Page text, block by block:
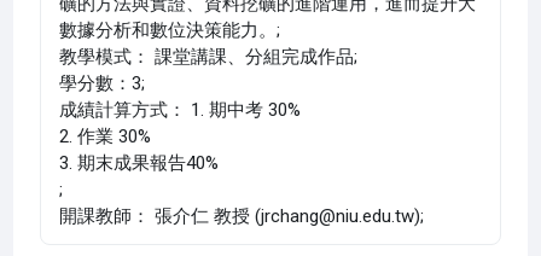
數據分析和數位決策能力。;
教學模式： 課堂講課、分組完成作品;
學分數：3;
成績計算方式： 1. 期中考 30%
2. 作業 30%
3. 期末成果報告40%
;
開課教師： 張介仁 教授 (jrchang@niu.edu.tw);